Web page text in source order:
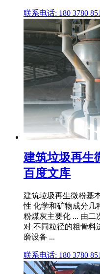
联系电话: 180 3780
建筑垃圾再生
百度文库
建筑垃圾再生微粉基
性 化学和矿物成分几
粉煤灰主要化 ... 由二
对 不同粒径的粗骨料
磨设备 ...
联系电话: 180 3780